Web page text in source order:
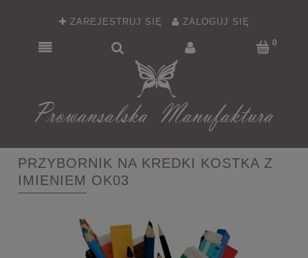
ZAREJESTRUJ SIĘ ZALOGUJ SIĘ
PRZYBORNIK NA KREDKI KOSTKA Z
IMIENIEM OK03